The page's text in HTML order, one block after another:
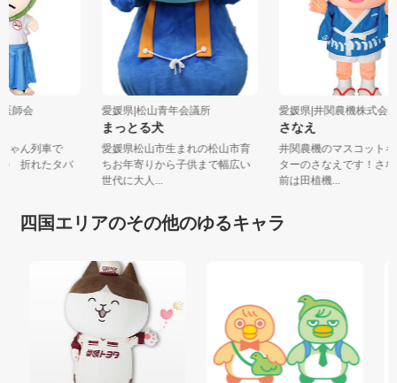
医師会
ちゃん列車で
の 折れたタバ
愛媛県|松山青年会議所
まっとる犬
愛媛県松山市生まれの松山市育
ちお年寄りから子供まで幅広い
世代に大人...
愛媛県|井関農機株式
さなえ
井関農機のマスコット
ターのさなえです！さ
前は田植機...
四国エリアのその他のゆるキャラ